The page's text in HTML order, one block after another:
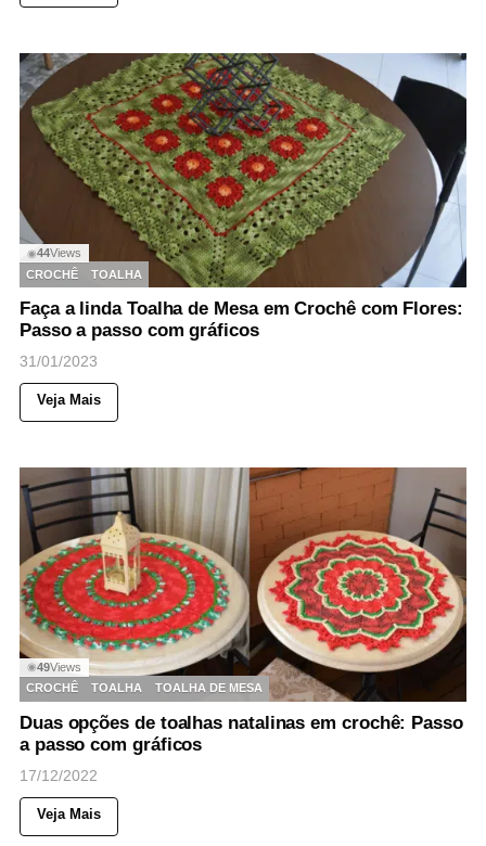
◉44Views
CROCHÊ
TOALHA
Faça a linda Toalha de Mesa em Crochê com Flores:
Passo a passo com gráficos
31/01/2023
Veja Mais
◉49Views
CROCHÊ
TOALHA TOALHA DE MESA
Duas opções de toalhas natalinas em crochê: Passo
a passo com gráficos
17/12/2022
Veja Mais